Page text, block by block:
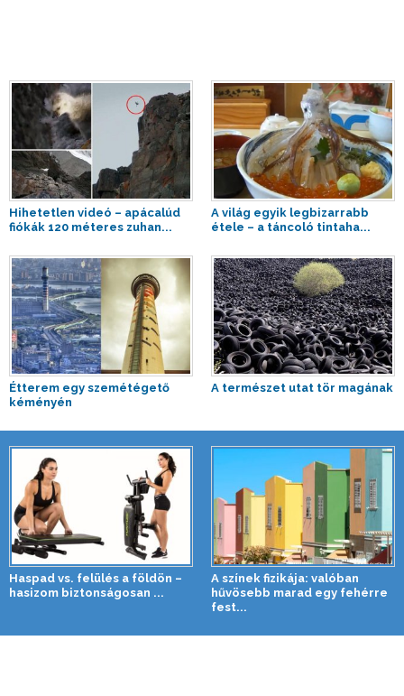
Hihetetlen videó – apácalúd
fiókák 120 méteres zuhan...
A világ egyik legbizarrabb
étele – a táncoló tintaha...
Étterem egy szemétégető
kéményén
A természet utat tör magának
Haspad vs. felülés a földön –
hasizom biztonságosan ...
A színek fizikája: valóban
hűvösebb marad egy fehérre
fest...